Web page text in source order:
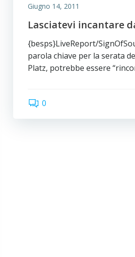
Giugno 14, 2011
Lasciatevi incantare
{besps}LiveReport/
parola chiave per la serata
Platz, potrebbe essere
0